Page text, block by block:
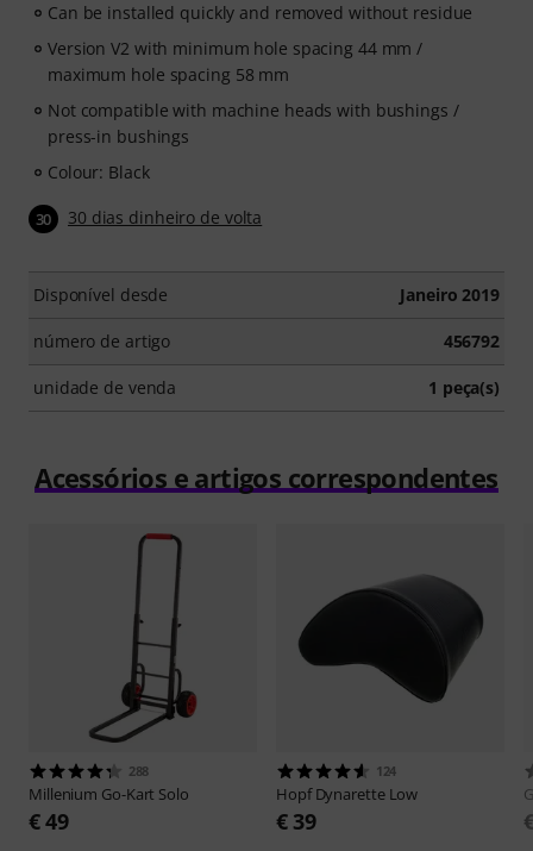
Can be installed quickly and removed without residue
Version V2 with minimum hole spacing 44 mm /
maximum hole spacing 58 mm
Not compatible with machine heads with bushings /
press-in bushings
Colour: Black
30 30 dias dinheiro de volta
Disponível desde Janeiro 2019
número de artigo 456792
unidade de venda 1 peça(s)
Acessórios e artigos correspondentes
288
Millenium Go-Kart Solo
€ 49
124
HopfDynarette Low
€ 39